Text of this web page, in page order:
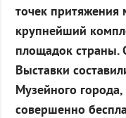
точек притяжения
крупнейший
площадок страны.
Выставки
Музейного
совершенно